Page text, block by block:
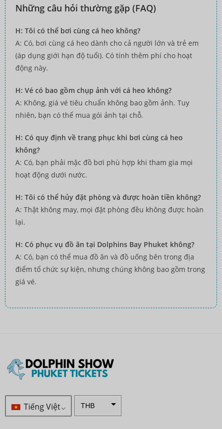
Những câu hỏi thường gặp (FAQ)
H: Tôi có thể bơi cùng cá heo không?
A: Có, bơi cùng cá heo dành cho cả người lớn và trẻ em
(áp dụng giới hạn độ tuổi). Có tính thêm phí cho hoạt
động này.
H: Vé có bao gồm chụp ảnh với cá heo không?
A: Không, giá vé tiêu chuẩn không bao gồm ảnh. Tuy
nhiên, bạn có thể mua gói ảnh tại chỗ.
H: Có quy định về trang phục khi bơi cùng cá heo
không?
A: Có, bạn phải mặc đồ bơi phù hợp khi tham gia mọi
hoạt động dưới nước.
H: Tôi có thể hủy đặt phòng và được hoàn tiền không?
A: Thật không may, mọi đặt phòng đều không được hoàn
lại.
H: Có phục vụ đồ ăn tại Dolphins Bay Phuket không?
A: Có, bạn có thể mua đồ ăn và đồ uống bên trong địa
điểm tổ chức sự kiện, nhưng chúng không bao gồm trong
giá vé.
Tiếng Việt THB